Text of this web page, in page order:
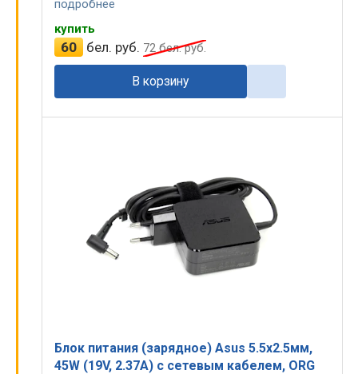
подробнее
купить
60 бел. руб. 72бел. руб.
В корзину
Блок питания (зарядное) Asus 5.5x2.5мм,
45W (19V, 2.37A) с сетевым кабелем, ORG